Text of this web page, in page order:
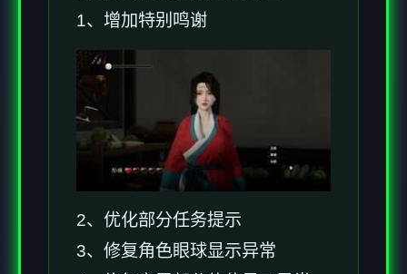
1、增加特别鸣谢
2、优化部分任务提示
3、修复角色眼球显示异常